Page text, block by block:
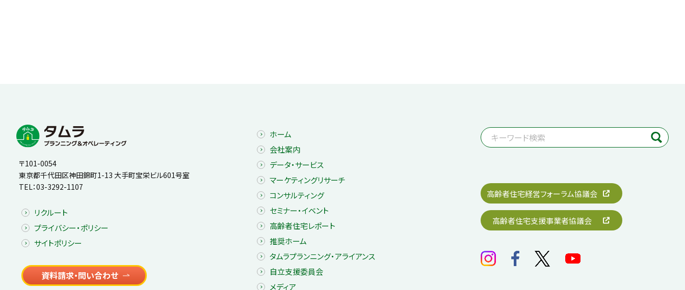
〒101-0054
東京都千代田区神田錦町1-13 大手町宝栄ビル601号室
TEL：03-3292-1107
リクルート
プライバシー・ポリシー
サイトポリシー
資料請求・問い合わせ
ホーム
会社案内
データ・サービス
マーケティングリサーチ
コンサルティング
セミナー・イベント
高齢者住宅レポート
推奨ホーム
タムラプランニング・アライアンス
自立支援委員会
メディア
高齢者住宅経営フォーラム協議会
高齢者住宅支援事業者協議会